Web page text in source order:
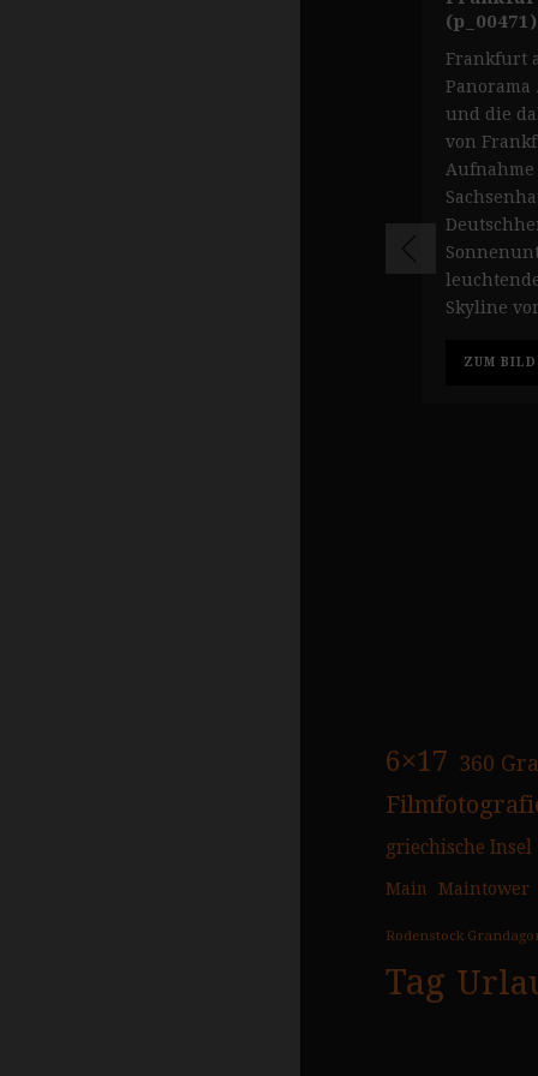
(p_00471)
Frankfurt
und die
von
Skyline
ZUM BILD
6×17 360
griechische Insel
Main Maintower
Rodenstock
Tag